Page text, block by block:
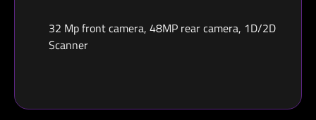
32 Mp front camera, 48MP rear camera, 1D/2D
Scanner